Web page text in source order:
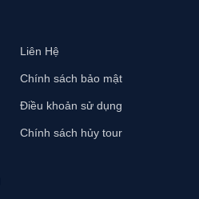
Liên Hệ
Chính sách bảo mật
Điều khoản sử dụng
Chính sách hủy tour